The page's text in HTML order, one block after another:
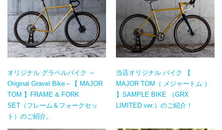
オリジナル グラベルバイク ～
Original Gravel Bike～【 MAJOR
TOM 】FRAME & FORK
SET（フレーム＆フォークセッ
ト）のご紹介。
当店オリジナル バイク 【
MAJOR TOM（ メジャートム ）
】SAMPLE BIKE （GRX
LIMITED ver.）のご紹介！